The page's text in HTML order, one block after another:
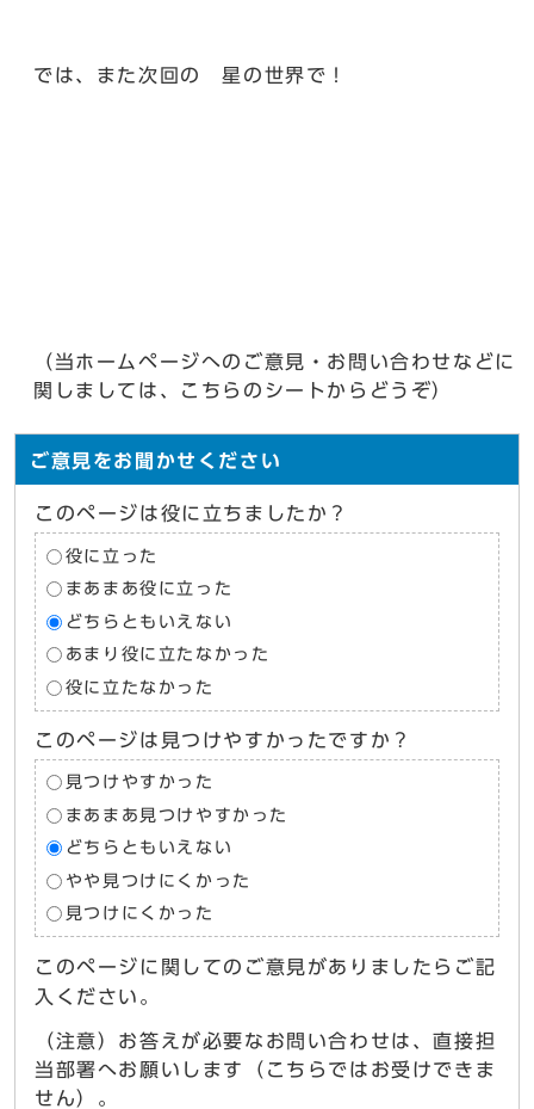
では、また次回の 星の世界で！
（当ホームページへのご意見・お問い合わせなどに
関しましては、こちらのシートからどうぞ）
ご意見をお聞かせください
このページは役に立ちましたか？
役に立った
まあまあ役に立った
どちらともいえない
あまり役に立たなかった
役に立たなかった
このページは見つけやすかったですか？
見つけやすかった
まあまあ見つけやすかった
どちらともいえない
やや見つけにくかった
見つけにくかった
このページに関してのご意見がありましたらご記
入ください。
（注意）お答えが必要なお問い合わせは、直接担
当部署へお願いします（こちらではお受けできま
せん）。